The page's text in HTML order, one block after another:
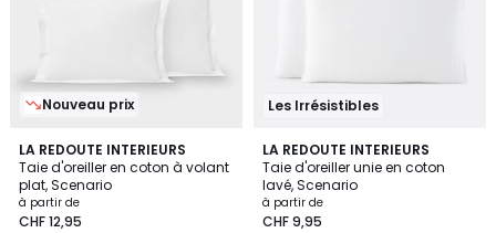
Nouveau prix
LA REDOUTE INTERIEURS
Taie d'oreiller en coton à volant
plat, Scenario
à partir de
CHF 12,95
4,2
/ 5
20
Couleurs
Les Irrésistibles
LA REDOUTE INTERIEURS
Taie d'oreiller unie en coton
lavé, Scenario
à partir de
CHF 9,95
4,3
/ 5
18
Couleurs